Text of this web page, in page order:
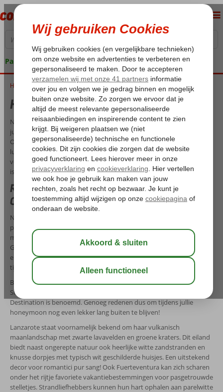
Pakketgarantie
Home Huwelijksreis Canarische Eilanden
Huwelijksreis Canarische Eilanden
Net getrouwd en op zoek naar een zonovergoten bestemming voor
jullie huwelijksreis? Dan is het Spaanse archipel in de Atlantische
Oceaan een uitstekende keuze. Met prachtige stranden, blauwe
luchten en vulkanisch landschap vinden jullie hier alle ingrediënten
voor een romantische vakantie, waar ‘ja’ tegen zeggen niet moeilijk
is!
Romantiek ten top tijdens je honeymoon
Canarische Eilanden
Naar welke van de zeven eilanden je ook gaat, er zijn altijd wel
plekken te vinden die perfect zijn voor dat romantische moment
met z’n tweeën. De Canarische Eilanden bestaan uit zeven eilanden:
Gran Canaria, Tenerife, Fuerteventura, Lanzarote, La Palma, El Hierro
en La Gomera. Er zijn tal van mogelijkheden om samen de mooiste
tijd van je leven door te brengen.
Ben jij ook zo gek op sterren kijken? Dan hebben we goed nieuws!
Sinds 2014 wordt heel Tenerife bijvoorbeeld officieel tot Starlight
Destination is benoemd. Genoeg redenen dus om tijdens jullie
honeymoon nog even lekker lang buiten te blijven!
Lanzarote staat voornamelijk bekend om haar vulkanisch
maanlandschap met zwarte lavavelden en groene kraters. Dit eiland
biedt naast ongerepte natuur ook heerlijke witte zandstranden en
knusse dorpjes met typisch wit geschilderde huisjes. Een uitstekend
decor voor romantici pur sang! Ook Fuerteventura kan zich scharen
onder het rijtje favoriete vakantiebestemmingen voor pasgetrouwde
stelletjes. Strandliefhebbers kunnen hun hart ophalen aan parelwitte